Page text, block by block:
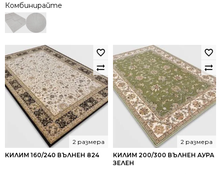
Комбинирайте
КИЛИМ 160/240 ВЪЛНЕН 824
2 размера
КИЛИМ 200/300 ВЪЛНЕН АУРА
ЗЕЛЕН
2 размера